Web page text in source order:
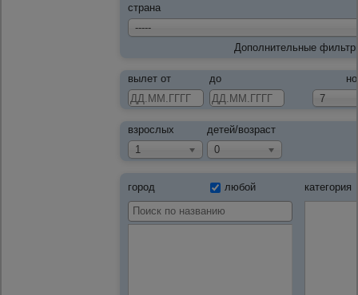
страна
-----
Дополнительные
вылет от
7
до
взрослых
1
детей/возраст
0
город любой категория